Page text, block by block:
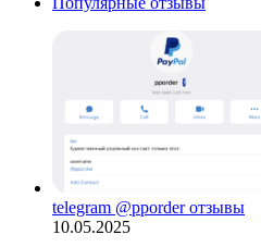
telegram @pporder отзывы
10.05.2025